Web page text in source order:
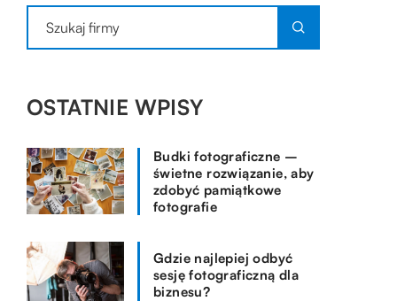
OSTATNIE WPISY
Budki fotograficzne –
świetne rozwiązanie, aby
zdobyć pamiątkowe
fotografie
Gdzie najlepiej odbyć
sesję fotograficzną dla
biznesu?